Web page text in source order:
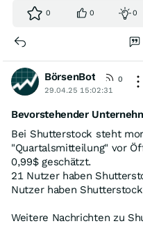
0 0 0
BörsenBot
0
29.04.25 15:02:31
Bevorstehender
Bei Shutterstock steht
"Quartalsmitteilung" vor
0,99$ geschätzt.
21 Nutzer haben
Nutzer haben
Weitere Nachrichten zu